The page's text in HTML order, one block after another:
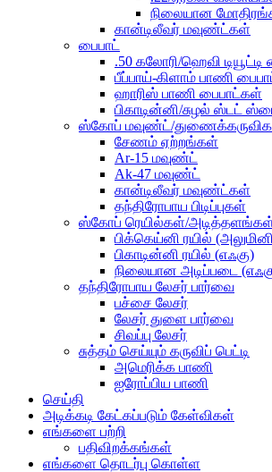
நிலையான
கான்டிலீவர் மவுண்ட்கள்
பைபாட்
.50 கலோரி/ஹெவி
பீப்பாய்-கிளாம் பாணி
ஹாரிஸ் பாணி பைபாட்கள்
பிகாடின்னி/சுழல் ஸ்டட்
ஸ்கோப் மவுண்ட்/
சேணம் ஏற்றங்கள்
Ar-15 மவுண்ட்
Ak-47 மவுண்ட்
கான்டிலீவர் மவுண்ட்கள்
தந்திரோபாய பிடிப்புகள்
ஸ்கோப் ரெயில்கள்/
பிக்கெய்னி ரயில்
பிகாடின்னி ரயில் (எஃகு)
நிலையான அடிப்படை
தந்திரோபாய லேசர் பார்வை
பச்சை லேசர்
லேசர் துளை பார்வை
சிவப்பு லேசர்
சுத்தம் செய்யும் கருவிப் பெட்டி
அமெரிக்க பாணி
ஐரோப்பிய பாணி
செய்தி
அடிக்கடி கேட்கப்படும் கேள்விகள்
எங்களை பற்றி
பதிவிறக்கங்கள்
எங்களை தொடர்பு கொள்ள